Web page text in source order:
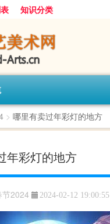
知识分类
> 哪里有卖过年彩灯的地方
年彩灯的地方
节2024 2024-02-12 19:00:55